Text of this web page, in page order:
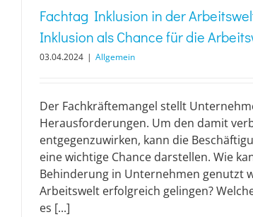
Fachtag Inklusion in der
Inklusion als Chance für die
03.04.2024 | Allgemein
Der Fachkräftemangel stellt
Herausforderungen. Um den damit
entgegenzuwirken, kann die
eine wichtige Chance darstellen. Wie
Behinderung in Unternehmen genutzt
Arbeitswelt erfolgreich gelingen?
es [...]